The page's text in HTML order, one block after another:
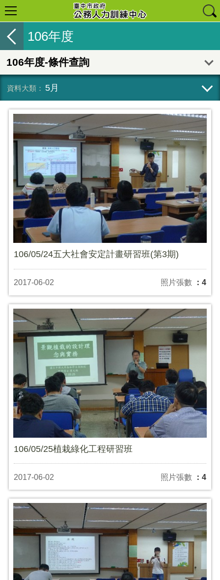
106年度
106年度-條件查詢
5月
106/05/24五大社會安定計畫研習班(第3期)
2017-06-02 照片張數 ：4
106/05/25植栽綠化工程研習班
2017-06-02 照片張數 ：4